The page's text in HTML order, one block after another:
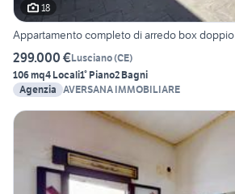
18
Appartamento completo di arredo box doppio
299.000 €Lusciano(CE)
106 mq4 Locali1° Piano2 Bagni
Agenzia AVERSANA IMMOBILIARE